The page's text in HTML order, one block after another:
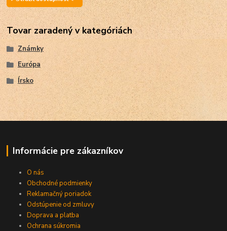
Tovar zaradený v kategóriách
Známky
Európa
Írsko
Informácie pre zákazníkov
O nás
Obchodné podmienky
Reklamačný poriadok
Odstúpenie od zmluvy
Doprava a platba
Ochrana súkromia